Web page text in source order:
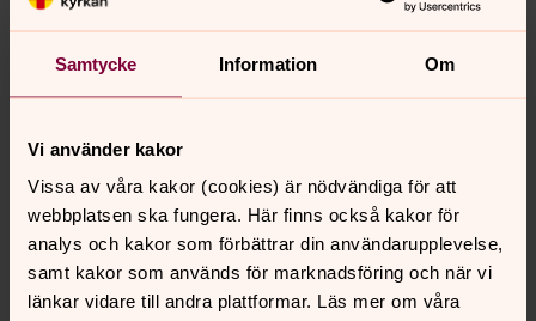
Samtycke Information Om
Vi använder kakor
Vissa av våra kakor (cookies) är nödvändiga för att
webbplatsen ska fungera. Här finns också kakor för
analys och kakor som förbättrar din användarupplevelse,
samt kakor som används för marknadsföring och när vi
länkar vidare till andra plattformar. Läs mer om våra
Skicka